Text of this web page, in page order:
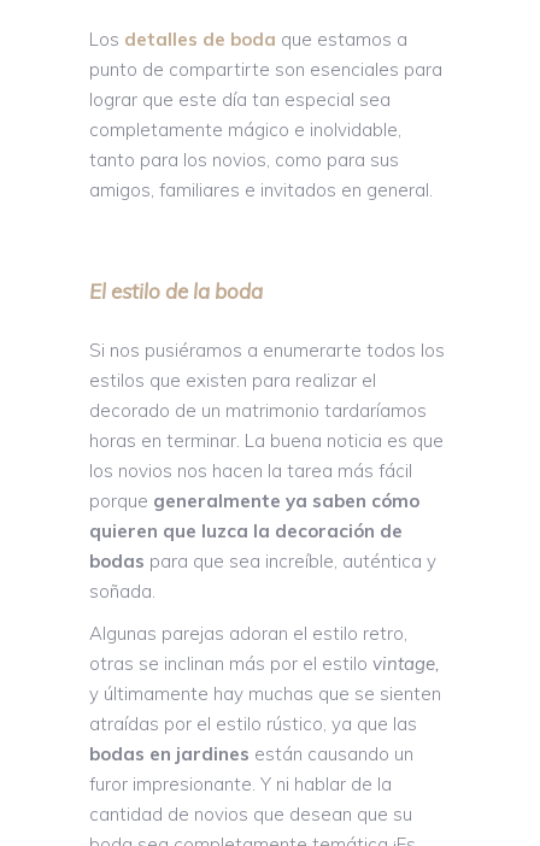
Los detalles de boda que estamos a
punto de compartirte son esenciales para
lograr que este día tan especial sea
completamente mágico e inolvidable,
tanto para los novios, como para sus
amigos, familiares e invitados en general.
El estilo de la boda
Si nos pusiéramos a enumerarte todos los
estilos que existen para realizar el
decorado de un matrimonio tardaríamos
horas en terminar. La buena noticia es que
los novios nos hacen la tarea más fácil
porque generalmente ya saben cómo
quieren que luzca la decoración de
bodas para que sea increíble, auténtica y
soñada.
Algunas parejas adoran el estilo retro,
otras se inclinan más por el estilo vintage,
y últimamente hay muchas que se sienten
atraídas por el estilo rústico, ya que las
bodas en jardines están causando un
furor impresionante. Y ni hablar de la
cantidad de novios que desean que su